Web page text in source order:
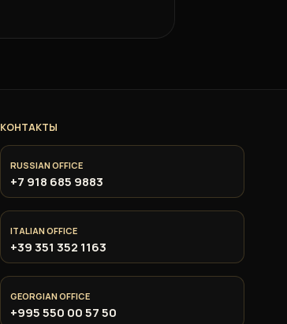
КОНТАКТЫ
RUSSIAN OFFICE
+7 918 685 9883
ITALIAN OFFICE
+39 351 352 1163
GEORGIAN OFFICE
+995 550 00 57 50